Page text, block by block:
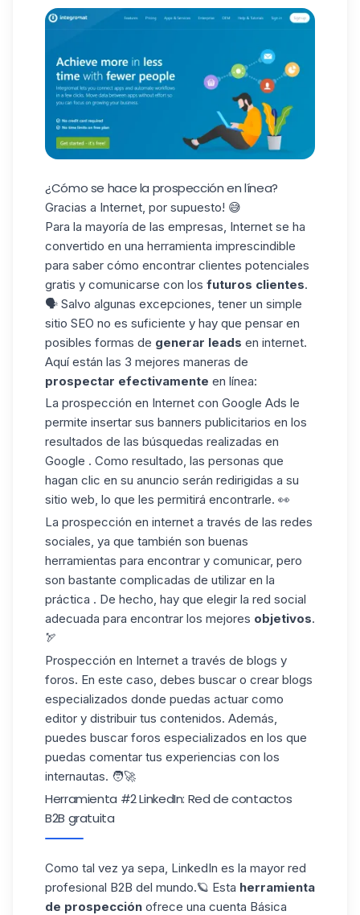
¿Cómo se hace la prospección en línea?
Gracias a Internet, por supuesto! 😅
Para la mayoría de las empresas, Internet se ha
convertido en una herramienta imprescindible
para saber cómo encontrar clientes potenciales
gratis y comunicarse con los futuros clientes.
🗣️ Salvo algunas excepciones, tener un simple
sitio SEO no es suficiente y hay que pensar en
posibles formas de generar leads en internet.
Aquí están las 3 mejores maneras de
prospectar efectivamente en línea:
La prospección en Internet con Google Ads le
permite insertar sus banners publicitarios en los
resultados de las búsquedas realizadas en
Google . Como resultado, las personas que
hagan clic en su anuncio serán redirigidas a su
sitio web, lo que les permitirá encontrarle. 👀
La prospección en internet a través de las redes
sociales, ya que también son buenas
herramientas para encontrar y comunicar, pero
son bastante complicadas de utilizar en la
práctica . De hecho, hay que elegir la red social
adecuada para encontrar los mejores objetivos.
🏹
Prospección en Internet a través de blogs y
foros. En este caso, debes buscar o crear blogs
especializados donde puedas actuar como
editor y distribuir tus contenidos. Además,
puedes buscar foros especializados en los que
puedas comentar tus experiencias con los
internautas. 🧑🚀
Herramienta #2 LinkedIn: Red de contactos
B2B gratuita
Como tal vez ya sepa, LinkedIn es la mayor red
profesional B2B del mundo.🪐 Esta herramienta
de prospección ofrece una cuenta Básica